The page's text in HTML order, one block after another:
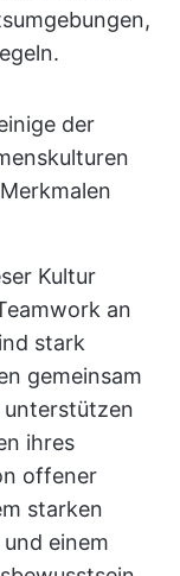
der
Kultur
an
stark
gemeinsam
unterstützen
ihres
offener
starken
einem